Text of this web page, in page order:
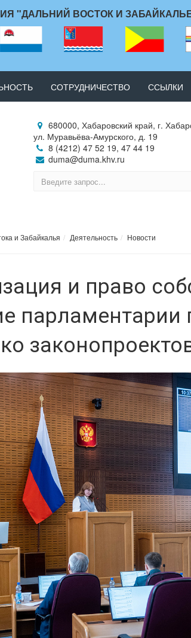
"ДАЛЬНИЙ ВОСТОК И
СОТРУДНИЧЕСТВО ССЫЛКИ
680000, Хабаровский край, г.
ул. Муравьёва-Амурского, д. 19
8 (4212) 47 52 19, 47 44 19
duma@duma.khv.ru
и Забайкалья Деятельность Новости
и право
парламентарии